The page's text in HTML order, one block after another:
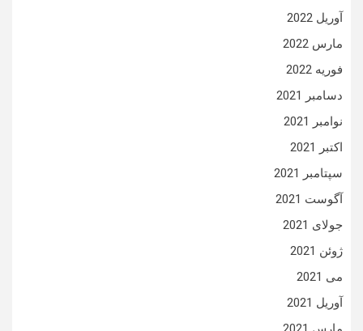
آوریل 2022
مارس 2022
فوریه 2022
دسامبر 2021
نوامبر 2021
اکتبر 2021
سپتامبر 2021
آگوست 2021
جولای 2021
ژوئن 2021
می 2021
آوریل 2021